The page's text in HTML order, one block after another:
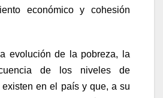
económico y cohesión
evolución de la pobreza, la
de los niveles de
en el país y que, a su